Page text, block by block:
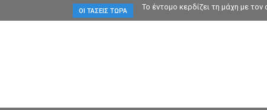
ΟΙ ΤΆΣΕΙΣ ΤΏΡΑ Το έντομο κερδίζει τη μάχη με